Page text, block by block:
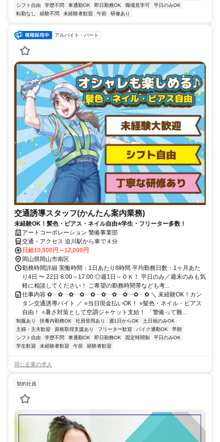
シフト自由
学歴不問 車通勤OK 即日勤務OK 職場見学可
平日のみOK
転勤なし
経験不問 未経験者歓迎 午前 研修あり
アルバイト・パート
交通誘導スタッフ(かんたん案内業務)
未経験OK！髪色・ピアス・ネイル自由⭐学生・フリーター多数！
アートコーポレーション 警備事業部
交通・アクセス 迫川駅から車で４分
日給10,000円～12,000円
岡山県岡山市南区
勤務時間詳細 実働時間：1日あたり8時間 平均勤務日数：1ヶ月あた
り4日 〜 22日 8:00～17:00 ◎週1日～ＯＫ！ 平日のみ／週末のみも気
軽に相談してください！ ご希望の勤務時間帯なども考...
仕事内容 ✿┄✿┄✿┄✿┄✿┄✿┄✿┄✿┄✿┄✿ ＼ 未経験OK！カン
タン交通誘導バイト ／ ⭐当日現金払いOK！ ⭐髪色・ネイル・ピアス
自由！ ⭐暑さ対策として空調ジャケット支給！ 「警備って難...
制服あり 扶養内勤務OK 社員登用あり 週1日からOK
土日祝のみOK
主婦・主夫歓迎
資格取得支援あり フリーター歓迎 バイク通勤OK
早朝
シフト自由
学歴不問 車通勤OK 即日勤務OK 固定時間制
平日のみOK
学生歓迎
未経験者歓迎 午前 経験者歓迎
同じ企業の求人
契約社員